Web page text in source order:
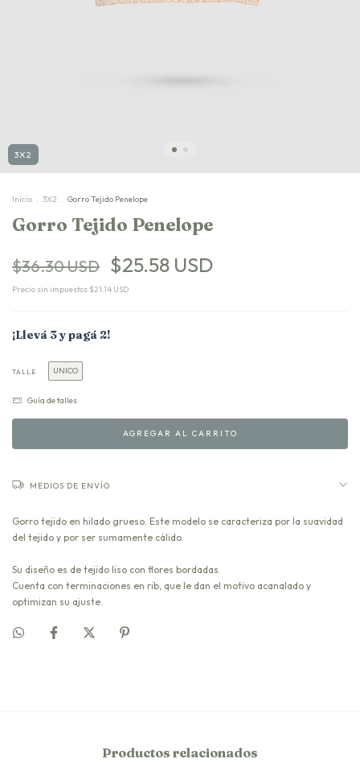
3X2
Inicio 3X2 Gorro Tejido Penelope
Gorro Tejido Penelope
$36.30 USD $25.58 USD
Precio sin impuestos $21.14 USD
¡Llevá 3 y pagá 2!
TALLE UNICO
Guía de talles
MEDIOS DE ENVÍO
Gorro tejido en hilado grueso. Este modelo se caracteriza por la suavidad
del tejido y por ser sumamente cálido.
Su diseño es de tejido liso con flores bordadas.
Cuenta con terminaciones en rib, que le dan el motivo acanalado y
optimizan su ajuste.
Productos relacionados